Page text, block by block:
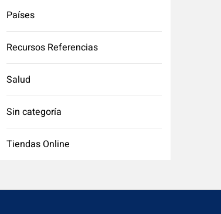
Países
Recursos Referencias
Salud
Sin categoría
Tiendas Online